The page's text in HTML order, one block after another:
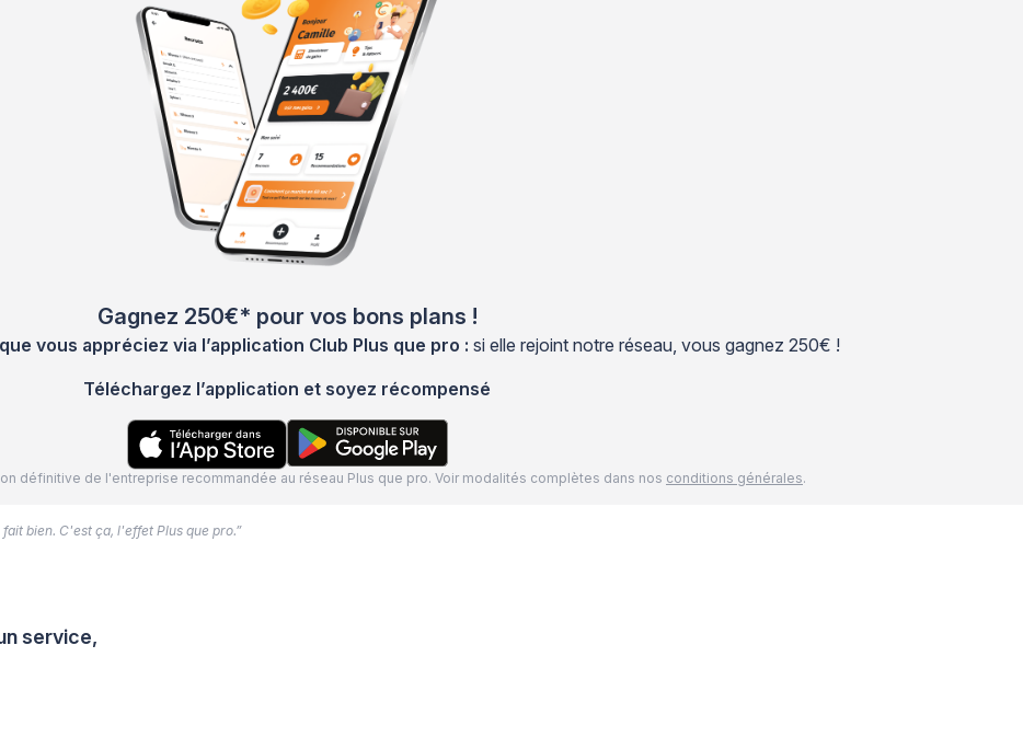
Gagnez 250€* pour vos bons plans !
vous appréciez via l’application Club Plus que pro : si elle rejoint notre réseau, vous gagnez 250€ !
Téléchargez l’application et soyez récompensé
définitive de l'entreprise recommandée au réseau Plus que pro. Voir modalités complètes dans nos conditions générales.
service,
bien. C'est ça, l'effet Plus que pro.”